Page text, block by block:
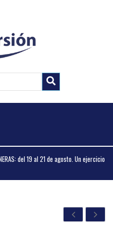
del 19 al 21 de agosto. Un ejercicio